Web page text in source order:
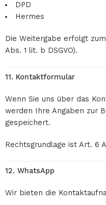
DPD
Hermes
Die Weitergabe erfolgt
Abs. 1 lit. b DSGVO).
11. Kontaktformular
Wenn Sie uns über das
werden Ihre Angaben zur
gespeichert.
Rechtsgrundlage ist Art. 6
12. WhatsApp
Wir bieten die